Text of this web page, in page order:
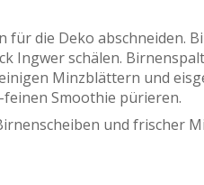
für die Deko abschneiden.
Ingwer schälen.
Minzblättern und
feinen Smoothie pürieren.
und frischer